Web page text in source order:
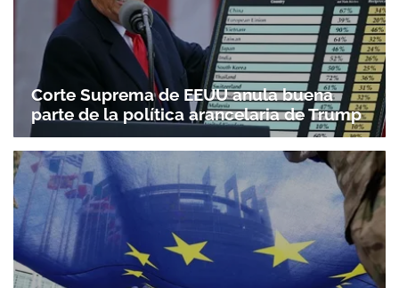
Corte Suprema de EEUU anula buena
parte de la política arancelaria de Trump